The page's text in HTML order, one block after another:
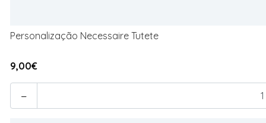
Personalização Necessaire Tutete
9,00€
-